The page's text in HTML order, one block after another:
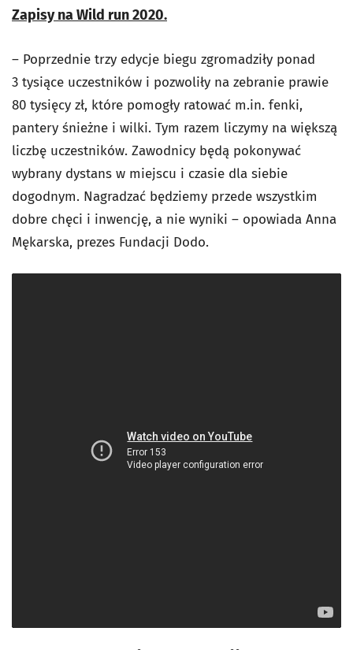
Zapisy na Wild run 2020.
– Poprzednie trzy edycje biegu zgromadziły ponad
3 tysiące uczestników i pozwoliły na zebranie prawie
80 tysięcy zł, które pomogły ratować m.in. fenki,
pantery śnieżne i wilki. Tym razem liczymy na większą
liczbę uczestników. Zawodnicy będą pokonywać
wybrany dystans w miejscu i czasie dla siebie
dogodnym. Nagradzać będziemy przede wszystkim
dobre chęci i inwencję, a nie wyniki – opowiada Anna
Mękarska, prezes Fundacji Dodo.